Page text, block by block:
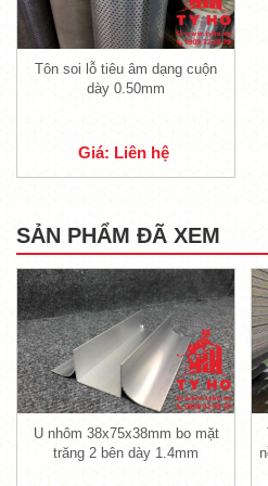
Tôn đục lỗ
-Tôn soi lỗ tiêu âmcó
dàng vận chuyển cũng
trình sử dụng.
- Sản phẩm với các lỗ
dàn đều trên bề mặt
năng phân tán âm
Tôn soi lỗ tiêu âm dạng cuộn
dày 0.50mm
Giá: Liên hệ
SẢN PHẨM ĐÃ XEM
U nhôm 38x75x38mm bo mặt
trăng 2 bên dày 1.4mm